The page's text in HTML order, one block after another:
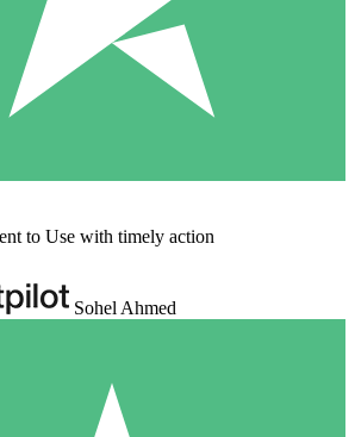
to Use with timely action
Sohel Ahmed